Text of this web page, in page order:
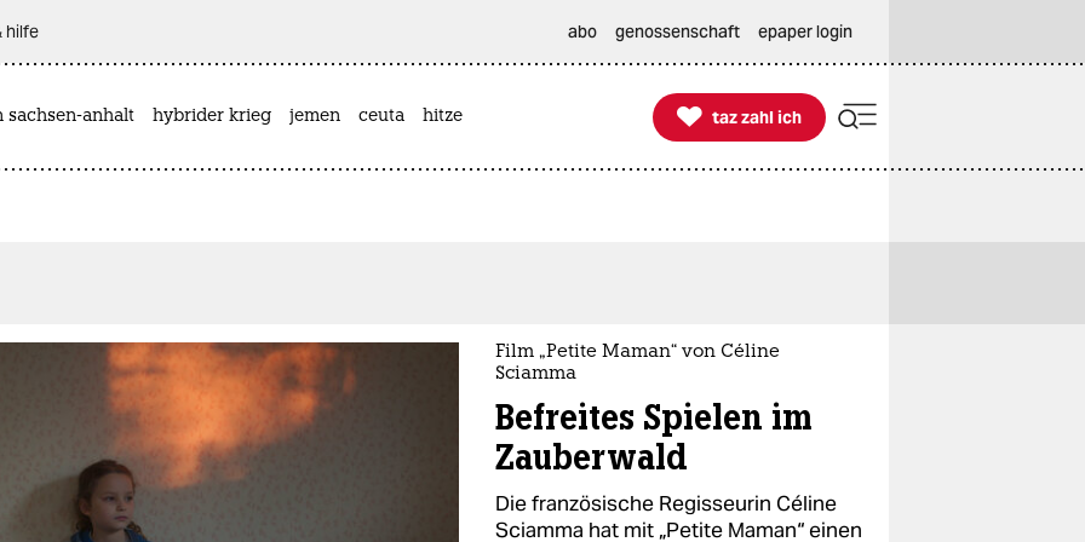
hilfe abo genossenschaft epaper login
sachsen-anhalt hybrider krieg jemen ceuta hitze 
taz zahl ich
taz zahl ich
Film „Petite Maman“ von Céline
Sciamma
Befreites Spielen im
Zauberwald
Die französische Regisseurin Céline
Sciamma hat mit „Petite Maman“ einen